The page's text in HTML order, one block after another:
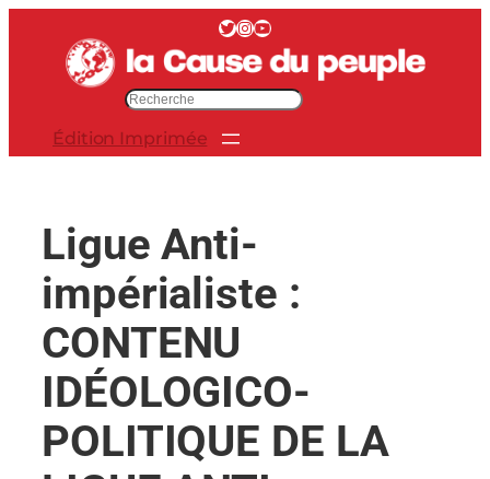
contenu
Twitter InstagramYouTube
e
r
Édition Imprimée
Ligue Anti-
impérialiste :
CONTENU
IDÉOLOGICO-
POLITIQUE DE LA